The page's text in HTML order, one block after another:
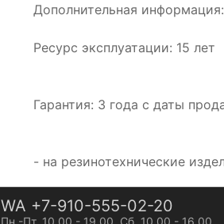
Дополнительная
Ресурс эксплуатации: 15 лет
Гарантия: 3 года с даты
- на резинотехнические
WA +7-910-555-02-20
Пн.-Пт. 10.00 - 19.00, Сб. 10.00 - 16.00.